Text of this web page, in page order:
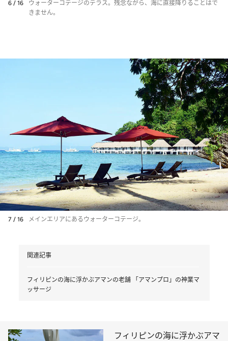
6 / 16
ウォーターコテージのテラス。残念ながら、海に直接降りることはで
きません。
7 / 16 メインエリアにあるウォーターコテージ。
関連記事
フィリピンの海に浮かぶアマンの老舗 「アマンプロ」の神業マ
ッサージ
フィリピンの海に浮かぶアマ